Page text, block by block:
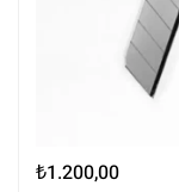
₺1.200,00